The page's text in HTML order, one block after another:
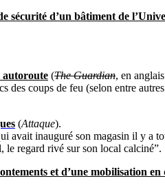
sécurité d’un bâtiment de
autoroute (The Guardian, en
des coups de feu (selon entre
(Attaque).
avait inauguré son magasin il y a
le regard rivé sur son local calciné”.
et d’une mobilisation en